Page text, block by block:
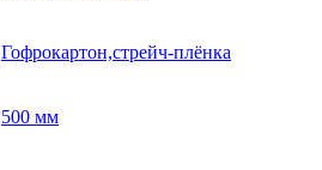
Гофрокартон,стрейч-плёнка
500 мм